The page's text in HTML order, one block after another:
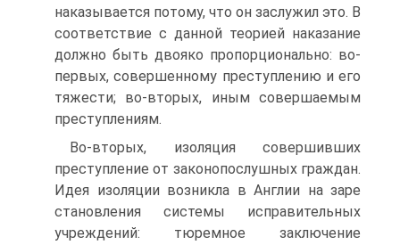
наказывается потому, что он заслужил это. В
соответствие с данной теорией наказание
должно быть двояко пропорционально: во-
первых, совершенному преступлению и его
тяжести; во-вторых, иным совершаемым
преступлениям.
Во-вторых, изоляция совершивших
преступление от законопослушных граждан.
Идея изоляции возникла в Англии на заре
становления системы исправительных
учреждений: тюремное заключение